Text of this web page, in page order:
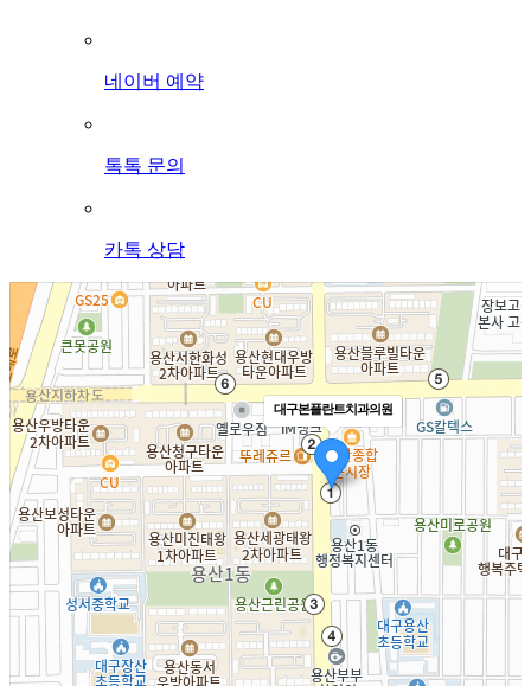
네이버 예약
톡톡 문의
카톡 상담
대구본플란트치과의원